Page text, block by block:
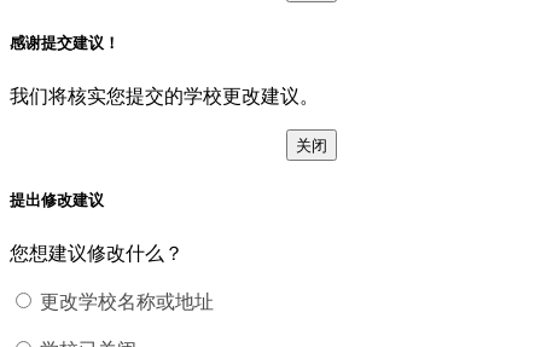
感谢提交建议！
我们将核实您提交的学校更改建议。
关闭
提出修改建议
您想建议修改什么？
更改学校名称或地址